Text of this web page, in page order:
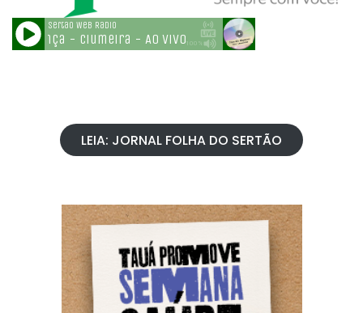
LEIA: JORNAL FOLHA DO SERTÃO